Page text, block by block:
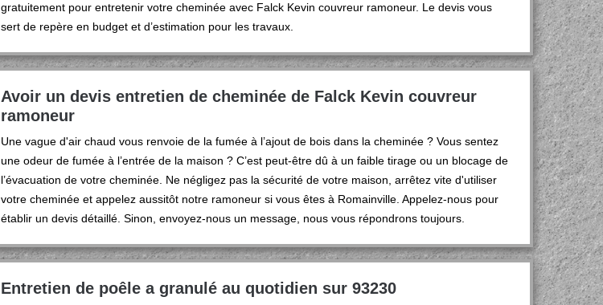
gratuitement pour entretenir votre cheminée avec Falck Kevin couvreur ramoneur. Le devis vous
sert de repère en budget et d’estimation pour les travaux.
Avoir un devis entretien de cheminée de Falck Kevin couvreur
ramoneur
Une vague d'air chaud vous renvoie de la fumée à l’ajout de bois dans la cheminée ? Vous sentez
une odeur de fumée à l’entrée de la maison ? C’est peut-être dû à un faible tirage ou un blocage de
l’évacuation de votre cheminée. Ne négligez pas la sécurité de votre maison, arrêtez vite d'utiliser
votre cheminée et appelez aussitôt notre ramoneur si vous êtes à Romainville. Appelez-nous pour
établir un devis détaillé. Sinon, envoyez-nous un message, nous vous répondrons toujours.
Entretien de poêle a granulé au quotidien sur 93230